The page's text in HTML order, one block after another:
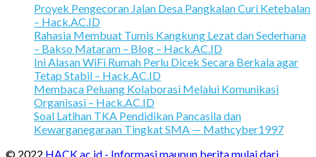
Proyek Pengecoran Jalan Desa Pangkalan Curi Ketebalan
– Hack.AC.ID
Rahasia Membuat Tumis Kangkung Lezat dan Sederhana
– Bakso Mataram – Blog – Hack.AC.ID
Ini Alasan WiFi Rumah Perlu Dicek Secara Berkala agar
Tetap Stabil – Hack.AC.ID
Membaca Peluang Kolaborasi Melalui Komunikasi
Organisasi – Hack.AC.ID
Soal Latihan TKA Pendidikan Pancasila dan
Kewarganegaraan Tingkat SMA — Mathcyber1997
© 2022 HACK.ac.id - Informasi maupun berita mulai dari